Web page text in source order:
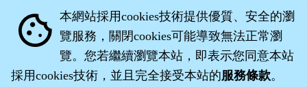
cookie 本網站採用cookies技術提供優質、安全的瀏
覽服務，關閉cookies可能導致無法正常瀏
覽。您若繼續瀏覽本站，即表示您同意本站
採用cookies技術，並且完全接受本站的服務條款。